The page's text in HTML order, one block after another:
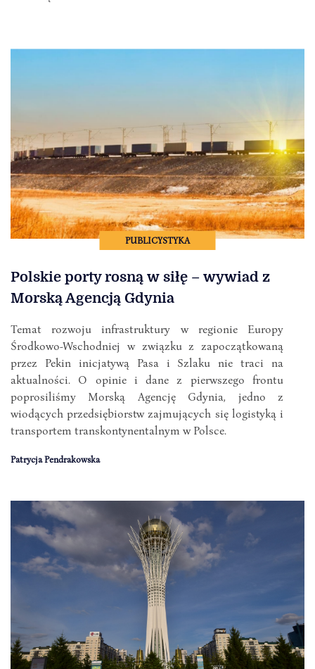
PUBLICYSTYKA
Polskie porty rosną w siłę – wywiad z
Morską Agencją Gdynia
Temat rozwoju infrastruktury w regionie Europy
Środkowo-Wschodniej w związku z zapoczątkowaną
przez Pekin inicjatywą Pasa i Szlaku nie traci na
aktualności. O opinie i dane z pierwszego frontu
poprosiliśmy Morską Agencję Gdynia, jedno z
wiodących przedsiębiorstw zajmujących się logistyką i
transportem transkontynentalnym w Polsce.
Patrycja Pendrakowska